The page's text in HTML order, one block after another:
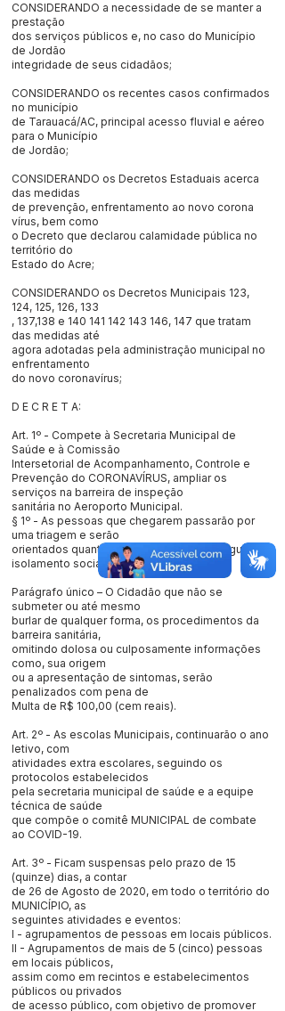
CONSIDERANDO a necessidade de se manter a
prestação
dos serviços públicos e, no caso do Município
de Jordão
integridade de seus cidadãos;
CONSIDERANDO os recentes casos confirmados
no município
de Tarauacá/AC, principal acesso fluvial e aéreo
para o Município
de Jordão;
CONSIDERANDO os Decretos Estaduais acerca
das medidas
de prevenção, enfrentamento ao novo corona
vírus, bem como
o Decreto que declarou calamidade pública no
território do
Estado do Acre;
CONSIDERANDO os Decretos Municipais 123,
124, 125, 126, 133
, 137,138 e 140 141 142 143 146, 147 que tratam
das medidas até
agora adotadas pela administração municipal no
enfrentamento
do novo coronavírus;
D E C R E T A:
Art. 1º - Compete à Secretaria Municipal de
Saúde e à Comissão
Intersetorial de Acompanhamento, Controle e
Prevenção do CORONAVÍRUS, ampliar os
serviços na barreira de inspeção
sanitária no Aeroporto Municipal.
§ 1º - As pessoas que chegarem passarão por
uma triagem e serão
orientados quanto, aos cuidados a ser seguido e
isolamento social.
Parágrafo único – O Cidadão que não se
submeter ou até mesmo
burlar de qualquer forma, os procedimentos da
barreira sanitária,
omitindo dolosa ou culposamente informações
como, sua origem
ou a apresentação de sintomas, serão
penalizados com pena de
Multa de R$ 100,00 (cem reais).
Art. 2º - As escolas Municipais, continuarão o ano
letivo, com
atividades extra escolares, seguindo os
protocolos estabelecidos
pela secretaria municipal de saúde e a equipe
técnica de saúde
que compõe o comitê MUNICIPAL de combate
ao COVID-19.
Art. 3º - Ficam suspensas pelo prazo de 15
(quinze) dias, a contar
de 26 de Agosto de 2020, em todo o território do
MUNICÍPIO, as
seguintes atividades e eventos:
I - agrupamentos de pessoas em locais públicos.
II - Agrupamentos de mais de 5 (cinco) pessoas
em locais públicos,
assim como em recintos e estabelecimentos
públicos ou privados
de acesso público, com objetivo de promover